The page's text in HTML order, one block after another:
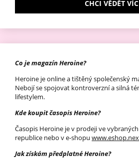
CHCI VĚDĚT VÍC
Co je magazín Heroine?
Heroine je online a tištěný společenský
Nebojí se spojovat kontroverzní a silná
lifestylem.
Kde koupit časopis Heroine?
Časopis Heroine je v prodeji ve
republice nebo v e-shopu
Jak získám předplatné Heroine?